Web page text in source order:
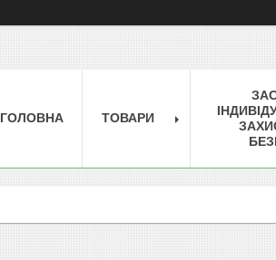
ГОЛОВНА ТОВАРИ